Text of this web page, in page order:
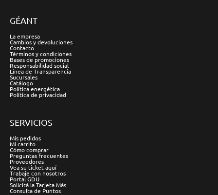
GÉANT
La empresa
Cambios y devoluciones
Contacto
Términos y condiciones
Bases de promociones
Responsabilidad social
Línea de Transparencia
Sucursales
Catálogo
Política energética
Política de privacidad
SERVICIOS
Mis pedidos
Mi carrito
Cómo comprar
Preguntas frecuentes
Proveedores
Vea su ticket aquí
Trabaje con nosotros
Portal GDU
Solicitá la Tarjeta Más
Consulta de Puntos